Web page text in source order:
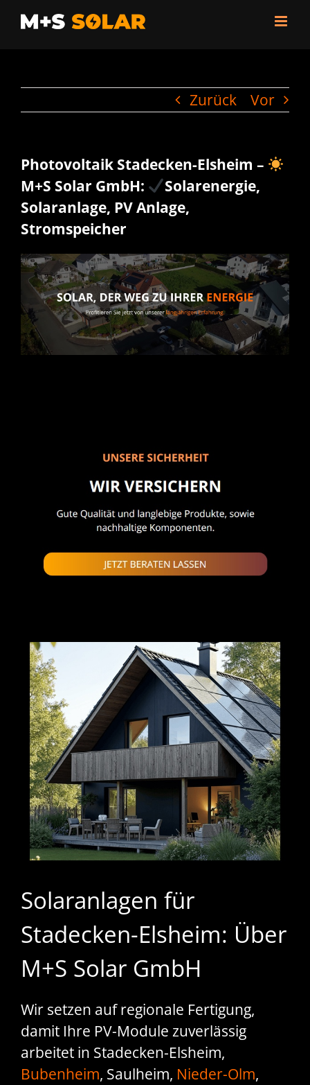
Zum
Inhalt
Zurück Vor
Photovoltaik Stadecken-Elsheim –
M+S Solar GmbH:
Solarenergie,
Solaranlage, PV Anlage,
Stromspeicher
Solaranlagen für
Stadecken-Elsheim: Über
M+S Solar GmbH
Wir setzen auf regionale Fertigung,
damit Ihre PV-Module zuverlässig
arbeitet in Stadecken-Elsheim,
Bubenheim, Saulheim, Nieder-Olm,